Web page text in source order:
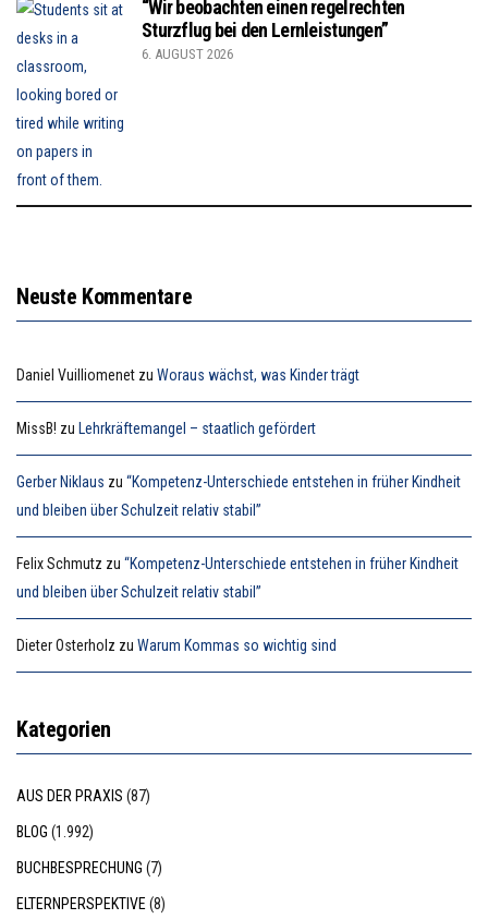
“Wir beobachten einen regelrechten
Sturzflug bei den Lernleistungen”
6. AUGUST 2026
Neuste Kommentare
Daniel Vuilliomenet zu Woraus wächst, was Kinder trägt
MissB! zu Lehrkräftemangel – staatlich gefördert
Gerber Niklaus zu “Kompetenz-Unterschiede entstehen in früher Kindheit
und bleiben über Schulzeit relativ stabil”
Felix Schmutz zu “Kompetenz-Unterschiede entstehen in früher Kindheit
und bleiben über Schulzeit relativ stabil”
Dieter Osterholz zu Warum Kommas so wichtig sind
Kategorien
AUS DER PRAXIS (87)
BLOG (1.992)
BUCHBESPRECHUNG (7)
ELTERNPERSPEKTIVE (8)